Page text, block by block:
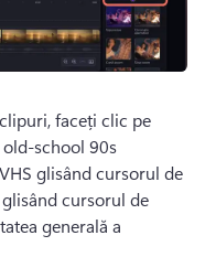
faceți clic pe
old-school 90s
glisând cursorul de
cursorul de
generală a